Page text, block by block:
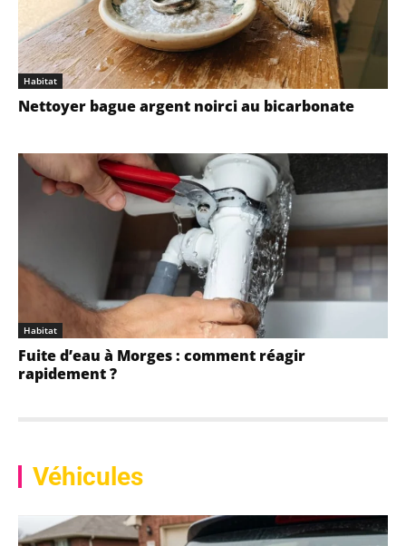
Habitat
Nettoyer bague argent noirci au bicarbonate
Habitat
Fuite d’eau à Morges : comment réagir
rapidement ?
Véhicules